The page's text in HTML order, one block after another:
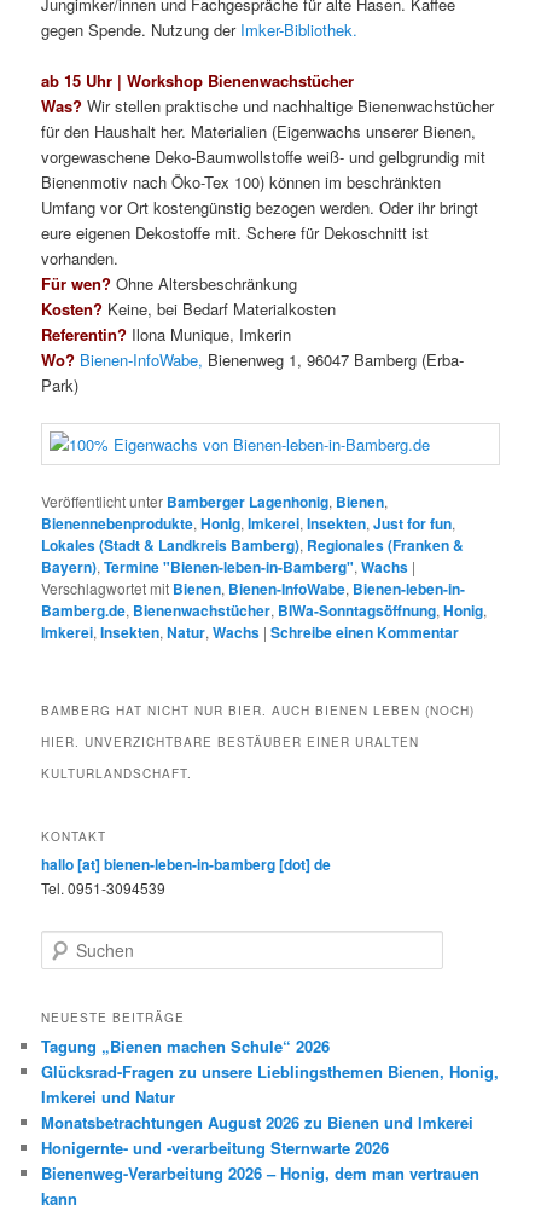
gegen Spende. Nutzung der Imker-Bibliothek.
ab 15 Uhr | Workshop Bienenwachstücher
Was?Wir stellen praktische und nachhaltige Bienenwachstücher
für den Haushalt her. Materialien (Eigenwachs unserer Bienen,
vorgewaschene Deko-Baumwollstoffe weiß- und gelbgrundig mit
Bienenmotiv nach Öko-Tex 100) können im beschränkten
Umfang vor Ort kostengünstig bezogen werden. Oder ihr bringt
eure eigenen Dekostoffe mit. Schere für Dekoschnitt ist
vorhanden.
Für wen?Ohne Altersbeschränkung
Kosten? Keine, bei Bedarf Materialkosten
Referentin? Ilona Munique, Imkerin
Wo? Bienen-InfoWabe, Bienenweg 1, 96047 Bamberg (Erba-
Park)
Veröffentlicht unter Bamberger Lagenhonig, Bienen,
Bienennebenprodukte,Honig,Imkerei,Insekten,Just for fun,
Lokales (Stadt & Landkreis Bamberg), Regionales (Franken &
Bayern),Termine "Bienen-leben-in-Bamberg",Wachs |
Verschlagwortet mit Bienen, Bienen-InfoWabe, Bienen-leben-in-
Bamberg.de, Bienenwachstücher, BIWa-Sonntagsöffnung,Honig,
Imkerei,Insekten,Natur,Wachs |Schreibe einen Kommentar
BAMBERG HAT NICHT NUR BIER. AUCH BIENEN LEBEN (NOCH)
HIER. UNVERZICHTBARE BESTÄUBER EINER URALTEN
KULTURLANDSCHAFT.
KONTAKT
hallo [at] bienen-leben-in-bamberg [dot] de
Tel. 0951-3094539
u
h
n
NEUESTE BEITRÄGE
Tagung „Bienen machen Schule“ 2026
Glücksrad-Fragen zu unsere Lieblingsthemen Bienen, Honig,
Imkerei und Natur
Monatsbetrachtungen August 2026 zu Bienen und Imkerei
Honigernte- und -verarbeitung Sternwarte 2026
Bienenweg-Verarbeitung 2026 – Honig, dem man vertrauen
kann